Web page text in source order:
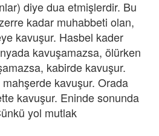
diye dua etmişlerdir. Bu
kadar muhabbeti olan,
kavuşur. Hasbel kader
kavuşamazsa, ölürken
kabirde kavuşur.
kavuşur. Orada
kavuşur. Eninde sonunda
yol mutlak